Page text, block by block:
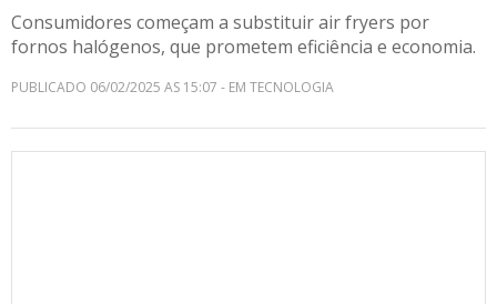
Consumidores começam a substituir air fryers por
fornos halógenos, que prometem eficiência e economia.
PUBLICADO 06/02/2025 AS 15:07 - EM TECNOLOGIA